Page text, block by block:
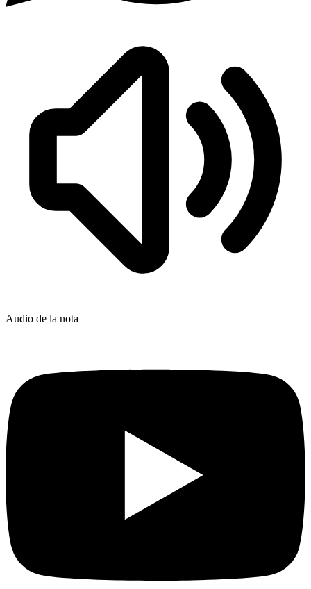
Audio de la nota